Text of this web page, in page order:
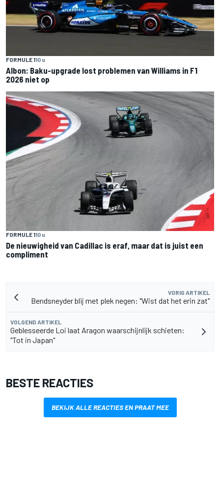
FORMULE 110 u
Albon: Baku-upgrade lost problemen van Williams in F1
2026 niet op
FORMULE 110 u
De nieuwigheid van Cadillac is eraf, maar dat is juist een
compliment
VORIG ARTIKEL
Bendsneyder blij met plek negen: "Wist dat het erin zat"
VOLGEND ARTIKEL
Geblesseerde Loi laat Aragon waarschijnlijk schieten:
"Tot in Japan"
BESTE REACTIES
BEKIJK ALLE REACTIES EN PRAAT MEE